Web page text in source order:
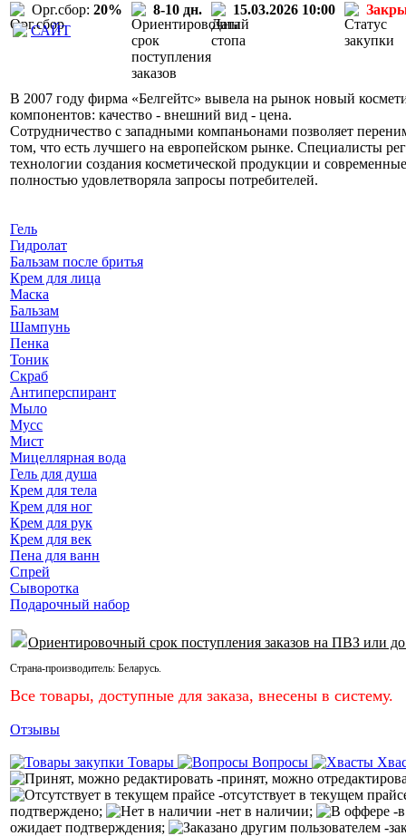
Орг.сбор: 20% 8-10 дн. 15.03.2026 10:00
САЙТ
В 2007 году фирма «Белгейтс» вывела на рынок новый
компонентов: качество - внешний вид - цена.
Сотрудничество с западными компаньонами позволяет
том, что есть лучшего на европейском рынке. Специалисты
технологии создания косметической продукции и
полностью удовлетворяла запросы потребителей.
Гель
Гидролат
Бальзам после бритья
Крем для лица
Маска
Бальзам
Шампунь
Пенка
Тоник
Скраб
Антиперспирант
Мыло
Мусс
Мист
Мицеллярная вода
Гель для душа
Крем для тела
Крем для ног
Крем для рук
Крем для век
Пена для ванн
Спрей
Сыворотка
Подарочный набор
Ориентировочный срок поступления заказов на ПВЗ или
Страна-производитель: Беларусь.
Все товары, доступные для заказа, внесены в систему.
Отзывы
Товары Вопросы
-принят, можно
-отсутствует в текущем
подтверждено;
-нет в наличии;
-
ожидает подтверждения;
-